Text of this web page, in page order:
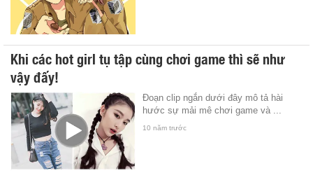
Khi các hot girl tụ tập cùng chơi game thì sẽ như
vậy đấy!
Đoạn clip ngắn dưới đây mô tả hài
hước sự mải mê chơi game và ...
10 năm trước